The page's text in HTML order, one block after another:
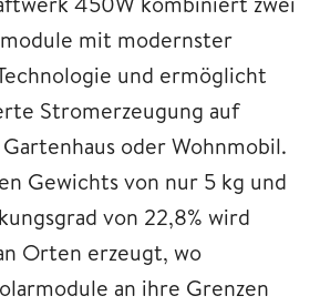
mit modernster
und ermöglicht
Stromerzeugung auf
oder Wohnmobil.
Gewichts von nur 5 kg und
von 22,8% wird
Orten erzeugt, wo
an ihre Grenzen